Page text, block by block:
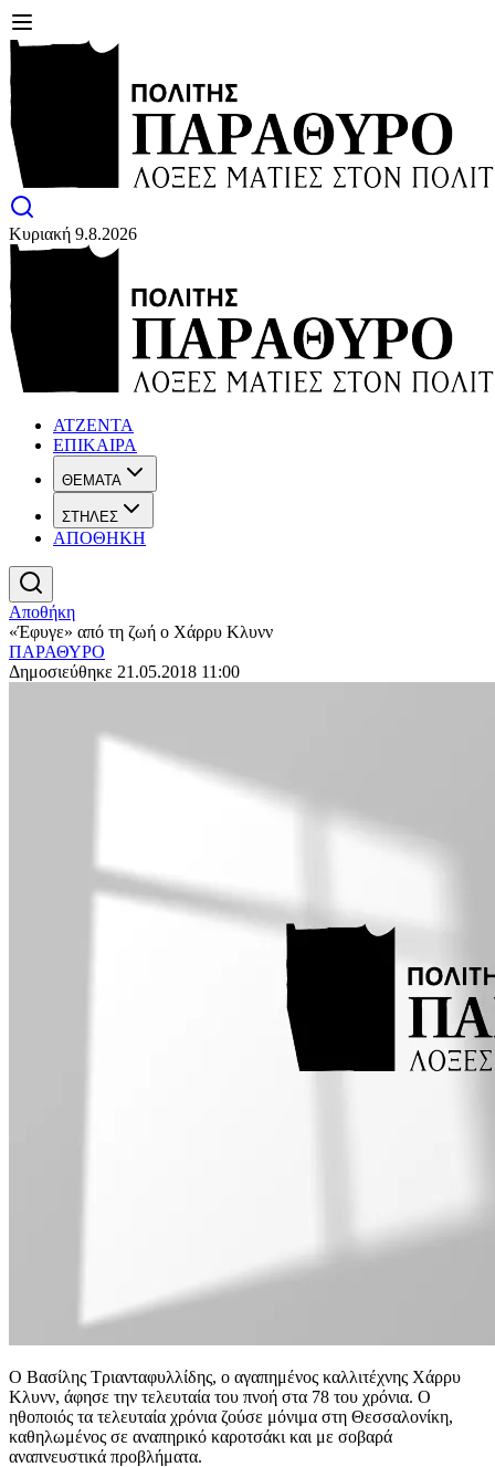
Κυριακή 9.8.2026
ΑΤΖΕΝΤΑ
ΕΠΙΚΑΙΡΑ
ΘΕΜΑΤΑ
ΣΤΗΛΕΣ
ΑΠΟΘΗΚΗ
Αποθήκη
«Έφυγε» από τη ζωή ο Χάρρυ Κλυνν
ΠΑΡΑΘΥΡΟ
Δημοσιεύθηκε 21.05.2018 11:00
Ο Βασίλης Τριανταφυλλίδης, ο αγαπημένος καλλιτέχνης Χάρρυ
Κλυνν, άφησε την τελευταία του πνοή στα 78 του χρόνια. Ο
ηθοποιός τα τελευταία χρόνια ζούσε μόνιμα στη Θεσσαλονίκη,
καθηλωμένος σε αναπηρικό καροτσάκι και με σοβαρά
αναπνευστικά προβλήματα.